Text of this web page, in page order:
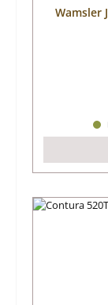
Wamsler